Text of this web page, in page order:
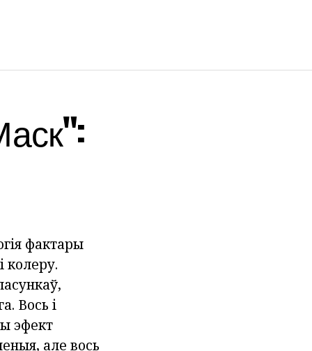
фактары
колеру.
Вось і
эфект
але вось